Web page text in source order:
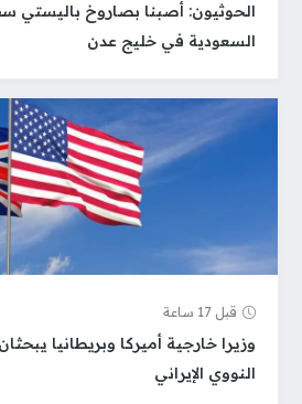
الحوثيون: أصبنا بصاروخ باليستي
السعودية في خليج عدن
قبل 17 ساعة
وزيرا خارجية أميركا وبريطانيا
النووي الإيراني